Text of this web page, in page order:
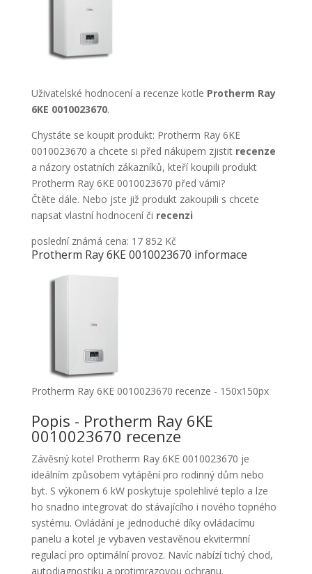
Uživatelské hodnocení a recenze kotle Protherm Ray
6KE 0010023670.
Chystáte se koupit produkt: Protherm Ray 6KE
0010023670 a chcete si před nákupem zjistit recenze
a názory ostatních zákazníků, kteří koupili produkt
Protherm Ray 6KE 0010023670 před vámi?
Čtěte dále. Nebo jste již produkt zakoupili s chcete
napsat vlastní hodnocení či recenzi
poslední známá cena: 17 852 Kč
Protherm Ray 6KE 0010023670 informace
Protherm Ray 6KE 0010023670 recenze - 150x150px
Popis - Protherm Ray 6KE
0010023670 recenze
Závěsný kotel Protherm Ray 6KE 0010023670 je
ideálním způsobem vytápění pro rodinný dům nebo
byt. S výkonem 6 kW poskytuje spolehlivé teplo a lze
ho snadno integrovat do stávajícího i nového topného
systému. Ovládání je jednoduché díky ovládacímu
panelu a kotel je vybaven vestavěnou ekvitermní
regulací pro optimální provoz. Navíc nabízí tichý chod,
autodiagnostiku a protimrazovou ochranu.